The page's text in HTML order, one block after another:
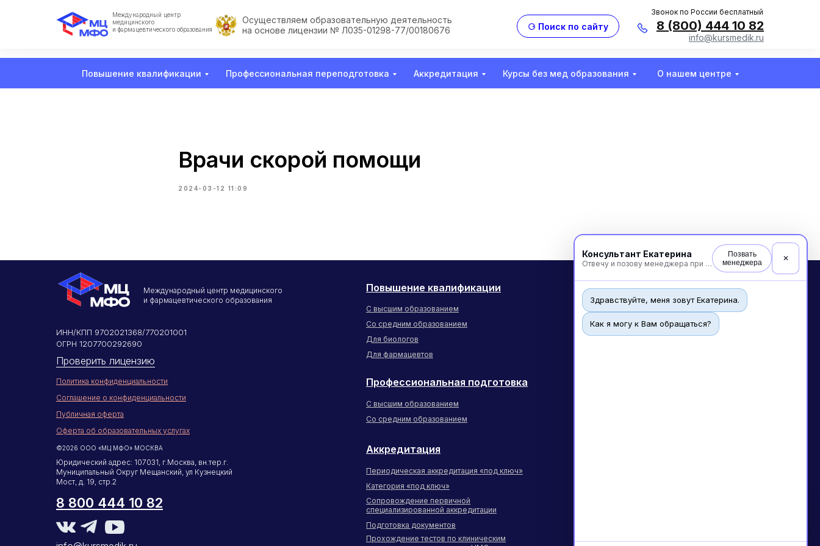
Консультант Екатерина
Отвечу и позову менеджера при необходимости
Позвать
менеджера
✕
Здравствуйте, меня зовут Екатерина.
Как я могу к Вам обращаться?
info@kursmedik.ru
8 (800) 444 10 82
Звонок по России бесплатный
⚆ Поиск по сайту
Осуществляем образовательную деятельность
на основе лицензии № Л035-01298-77/00180676
Международный центр
медицинского
и фармацевтического образования
Повышение квалификации Профессиональная переподготовка Аккредитация Курсы без мед образования О нашем центре
Врачи скорой помощи
2024-03-12 11:09
©2026 ООО «МЦ МФО» МОСКВА
Международный центр медицинского
и фармацевтического образования
Соглашение о конфиденциальности
Политика конфиденциальности
Проверить лицензию
ИНН/КПП 9702021368/770201001
ОГРН 1207700292690
8 800 444 10 82
Юридический адрес: 107031, г.Москва, вн.тер.г.
Муниципальный Округ Мещанский, ул Кузнецкий
Мост, д. 19, стр.2
Оферта об образовательных услугах
Публичная оферта
Профессиональная подготовка
Повышение квалификации
Для фармацевтов
Для биологов
Со средним образованием
С высшим образованием
Новые курсы
Детская нутрициология
Со средним образованием
С высшим образованием
Аккредитация
Подготовка документов
Прохождение тестов по клиническим
Сопровождение первичной
специализированной аккредитации
Категория «под ключ»
Периодическая аккредитация «под ключ»